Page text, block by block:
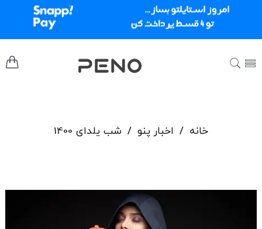
خانه / اخبار پنو / شب یلدای 1400